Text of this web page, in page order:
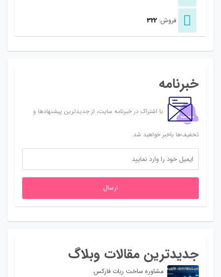
فروش: 322
خبرنامه
با اشتراک در خبرنامه سایت، از جدیدترین پیشنهادها و
تخفیف‌ها باخبر خواهید شد.
ارسال
جدیدترین مقالات وبلاگ
مشاوره ساخت ربات فارکس